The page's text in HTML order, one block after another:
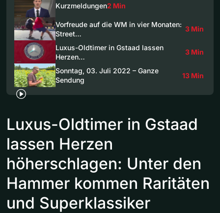
Kurzmeldungen2 Min
Vorfreude auf die WM in vier Monaten:
Street…
3 Min
Luxus-Oldtimer in Gstaad lassen
Herzen…
3 Min
Sonntag, 03. Juli 2022 – Ganze
Sendung
13 Min
Luxus-Oldtimer in Gstaad
lassen Herzen
höherschlagen: Unter den
Hammer kommen Raritäten
und Superklassiker